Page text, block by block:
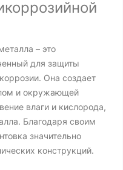
– это
для защиты
Она создает
и окружающей
влаги и кислорода,
Благодаря своим
значительно
конструкций.